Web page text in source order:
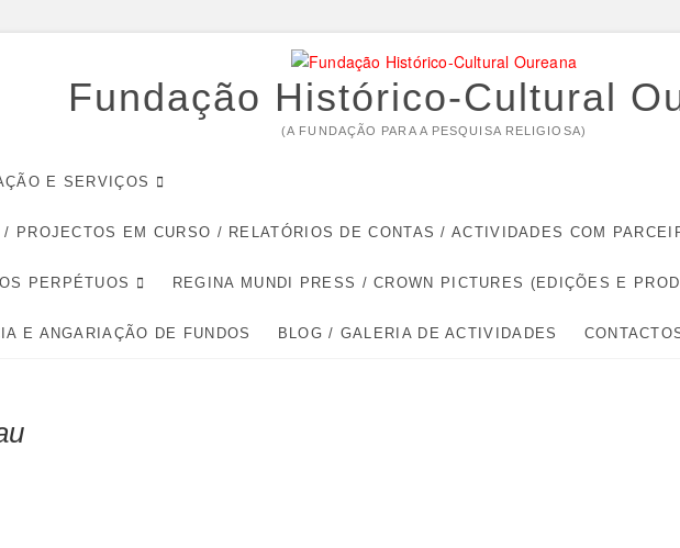
Fundação Histórico-Cultural
(A FUNDAÇÃO PARA A PESQUISA RELIGIOSA)
E SERVIÇOS
PROJECTOS EM CURSO / RELATÓRIOS DE CONTAS / ACTIVIDADES COM
PERPÉTUOS REGINA MUNDI PRESS / CROWN PICTURES (EDIÇÕES E
E ANGARIAÇÃO DE FUNDOS BLOG / GALERIA DE ACTIVIDADES